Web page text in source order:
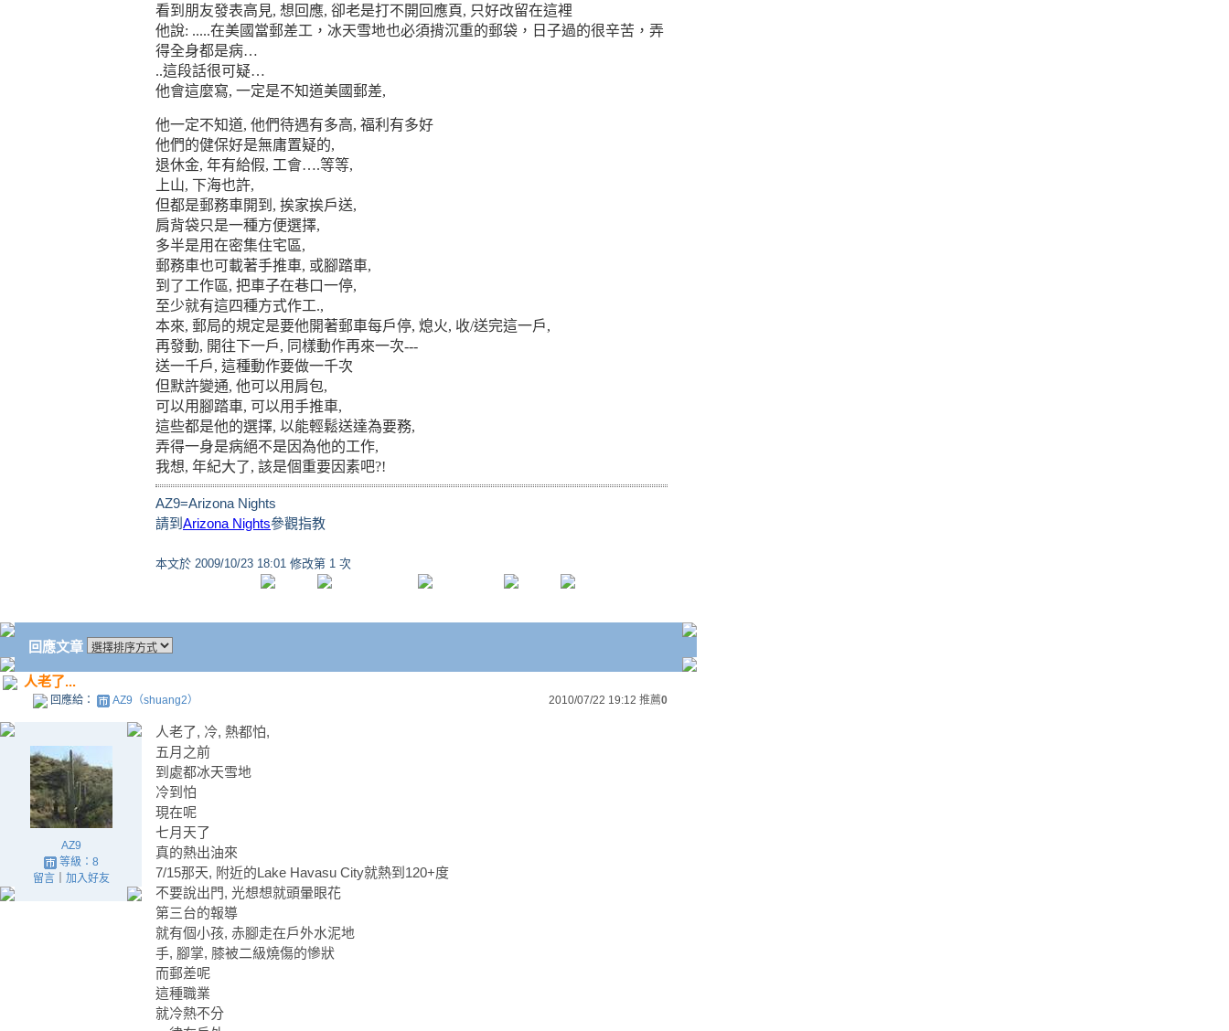
看到朋友發表高見, 想回應, 卻老是打不開回應頁, 只好改留在這裡
他說: .....在美國當郵差工，冰天雪地也必須揹沉重的郵袋，日子過的很辛苦，弄
得全身都是病…
..這段話很可疑…
他會這麼寫, 一定是不知道美國郵差,
他一定不知道, 他們待遇有多高, 福利有多好
他們的健保好是無庸置疑的,
退休金, 年有給假, 工會….等等,
上山, 下海也許,
但都是郵務車開到 , 挨家挨戶送,
肩背袋只是一種方便選擇,
多半是用在密集住宅區,
郵務車也可載著手推車, 或腳踏車,
到了工作區, 把車子在巷口一停,
至少就有這四種方式作工.,
本來, 郵局的規定是要他開著郵車每戶停, 熄火, 收/送完這一戶,
再發動, 開往下一戶, 同樣動作再來一次---
送一千戶, 這種動作要做一千次
但默許變通, 他可以用肩包,
可以用腳踏車, 可以用手推車,
這些都是他的選擇, 以能輕鬆送達為要務,
弄得一身是病絕不是因為他的工作,
我想, 年紀大了, 該是個重要因素吧?!
AZ9=Arizona Nights
請到 Arizona Nights參觀指教
本文於 2009/10/23 18:01 修改第 1 次
回應文章
人老了...
回應給： AZ9（shuang2） 2010/07/22 19:12 推薦0
AZ9
等級：8
留言｜ 加入好友
人老了, 冷, 熱都怕,
五月之前
到處都冰天雪地
冷到怕
現在呢
七月天了
真的熱出油來
7/15那天, 附近的Lake Havasu City就熱到120+度
不要說出門, 光想想就頭暈眼花
第三台的報導
就有個小孩, 赤腳走在戶外水泥地
手, 腳掌, 膝被二級燒傷的慘狀
而郵差呢
這種職業
就冷熱不分